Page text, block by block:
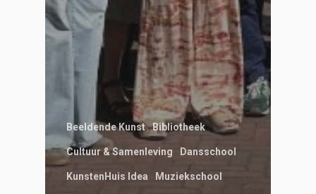
Beeldende Kunst Bibliotheek
Cultuur & Samenleving Dansschool
KunstenHuis Idea Muziekschool